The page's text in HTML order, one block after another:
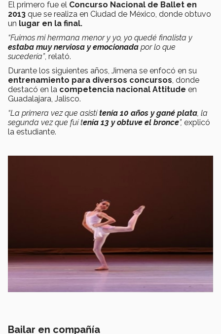
El primero fue el Concurso Nacional de Ballet en
2013 que se realiza en Ciudad de México, donde obtuvo
un lugar en la final.
“Fuimos mi hermana menor y yo, yo quedé finalista y
estaba muy nerviosa y emocionada por lo que
sucedería”, relató.
Durante los siguientes años, Jimena se enfocó en su
entrenamiento para diversos concursos , donde
destacó en la competencia nacional Attitude en
Guadalajara, Jalisco.
“La primera vez que asistítenía 10 años y gané plata , la
segunda vez que fuí tenía 13 y obtuve el bronce”, explicó
la estudiante.
Bailar en compañía